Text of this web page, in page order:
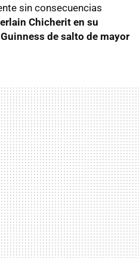
sin consecuencias
Chicherit en su
de salto de mayor